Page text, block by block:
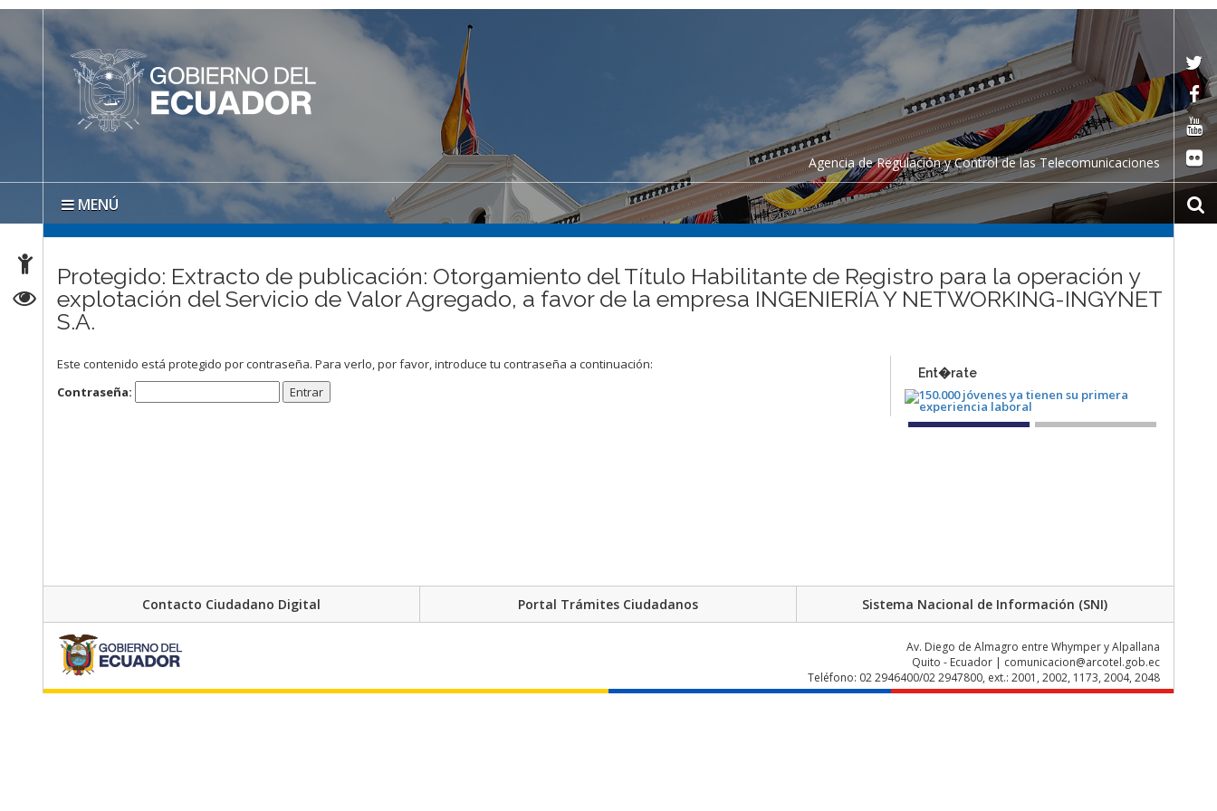
Agencia de Regulación y Control de las Telecomunicaciones
MENÚ
Protegido: Extracto de publicación: Otorgamiento del Título Habilitante de Registro para la operación y
explotación del Servicio de Valor Agregado, a favor de la empresa INGENIERÍA Y NETWORKING-INGYNET
S.A.
Este contenido está protegido por contraseña. Para verlo, por favor, introduce tu contraseña a continuación:
Contraseña:
Ent�rate
Contacto Ciudadano Digital Portal Trámites Ciudadanos Sistema Nacional de Información (SNI)
Av. Diego de Almagro entre Whymper y Alpallana
Quito - Ecuador | comunicacion@arcotel.gob.ec
Teléfono: 02 2946400/02 2947800, ext.: 2001, 2002, 1173, 2004, 2048